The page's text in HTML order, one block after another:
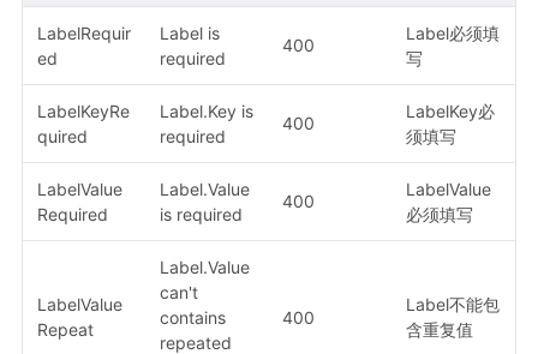
LabelRequir
ed
Label is
required
400
Label必须填
写
LabelKeyRe
quired
Label.Key is
required
400
LabelKey必
须填写
LabelValue
Required
Label.Value
is required
400
LabelValue
必须填写
LabelValue
Repeat
Label.Value
can't
contains
repeated
400
Label不能包
含重复值